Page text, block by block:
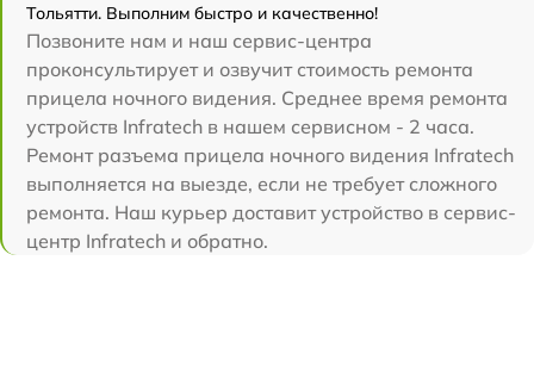
Тольятти. Выполним быстро и качественно!
Позвоните нам и наш сервис-центра
проконсультирует и озвучит стоимость ремонта
прицела ночного видения. Среднее время ремонта
устройств Infratech в нашем сервисном - 2 часа.
Ремонт разъема прицела ночного видения Infratech
выполняется на выезде, если не требует сложного
ремонта. Наш курьер доставит устройство в сервис-
центр Infratech и обратно.